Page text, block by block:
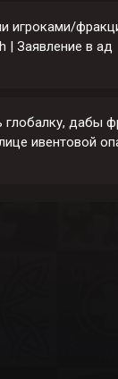
игроками/
| Заявление в ад
дабы
ивентовой